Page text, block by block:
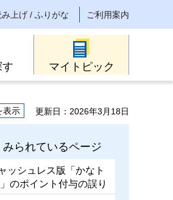
み上げ / ふりがな ご利用案内
マイトピック
表示 更新日：2026年3月18日
みられているページ
ッシュレス版「かなト
のポイント付与の誤り